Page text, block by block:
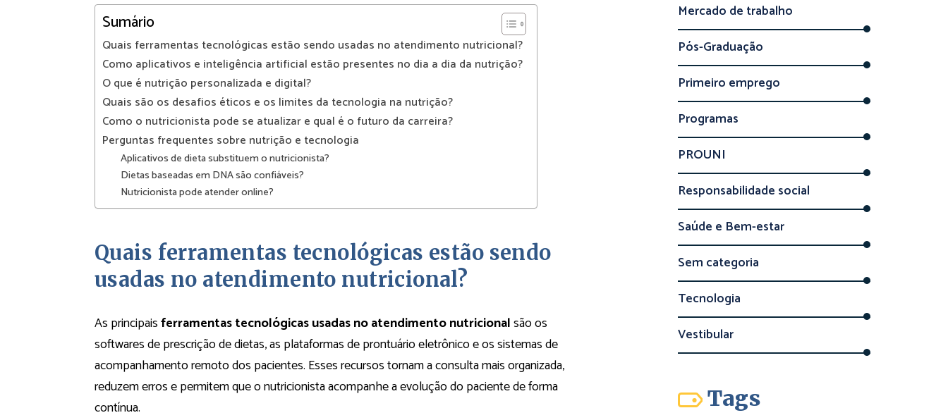
Sumário
Quais ferramentas tecnológicas estão sendo usadas no atendimento nutricional?
Como aplicativos e inteligência artificial estão presentes no dia a dia da nutrição?
O que é nutrição personalizada e digital?
Quais são os desafios éticos e os limites da tecnologia na nutrição?
Como o nutricionista pode se atualizar e qual é o futuro da carreira?
Perguntas frequentes sobre nutrição e tecnologia
Aplicativos de dieta substituem o nutricionista?
Dietas baseadas em DNA são confiáveis?
Nutricionista pode atender online?
Quais ferramentas tecnológicas estão sendo
usadas no atendimento nutricional?
As principaisferramentas tecnológicas usadas no atendimento nutricionalsão os
softwares de prescrição de dietas, as plataformas de prontuário eletrônico e os sistemas de
acompanhamento remoto dos pacientes. Esses recursos tornam a consulta mais organizada,
reduzem erros e permitem que o nutricionista acompanhe a evolução do paciente de forma
contínua.
Mercado de trabalho
Pós-Graduação
Primeiro emprego
Programas
PROUNI
Responsabilidade social
Saúde e Bem-estar
Sem categoria
Tecnologia
Vestibular
Tags